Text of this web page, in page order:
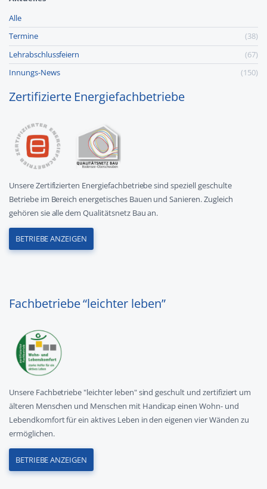
Alle
Termine
(38)
Lehr­abschluss­feiern
(67)
Innungs-News
(150)
Zertifizierte Energiefachbetriebe
Unsere Zertifizierten Energiefachbetriebe sind speziell geschulte
Betriebe im Bereich energetisches Bauen und Sanieren. Zugleich
gehören sie alle dem Qualitätsnetz Bau an.
BETRIEBE ANZEIGEN
Fachbetriebe “leichter leben”
Unsere Fachbetriebe "leichter leben" sind geschult und zertifiziert um
älteren Menschen und Menschen mit Handicap einen Wohn- und
Lebendkomfort für ein aktives Leben in den eigenen vier Wänden zu
ermöglichen.
BETRIEBE ANZEIGEN